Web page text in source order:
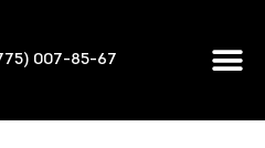
007-85-67